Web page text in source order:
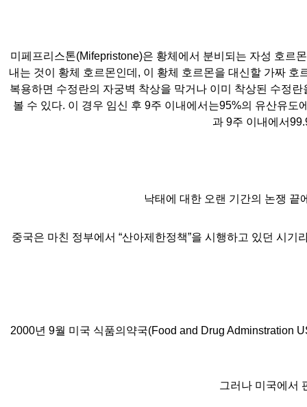
미페프리스톤(Mifepristone)은 황체에서 분비되는 자성 호르
내는 것이 황체 호르몬인데 , 이 황체 호르몬을 대신할 가짜 호
복용하면 수정란의 자궁벽 착상을 막거나 이미 착상된 수정
볼 수 있다. 이 경우 임신 후9주 이내에서는95%의 유산유도
과9주 이내에서
낙태에 대한 오랜 기간의 논쟁 끝
중국은 마친 정부에서 “산아제한정책”을 시행하고 있던 시기
2000년 9월 미국 식품의약국(Food and Drug Adminstration
그러나 미국에서